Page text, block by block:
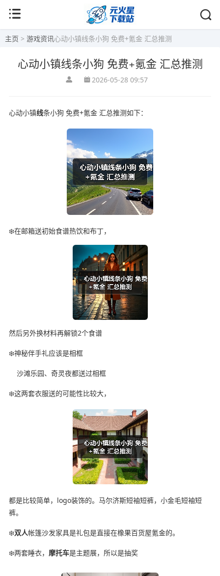
主页 > 游戏资讯心动小镇线条小狗 免费+氪金 汇总推测
心动小镇线条小狗 免费+氪金 汇总推测
2026-05-28 09:57
心动小镇线条小狗 免费+氪金 汇总推测如下：
❄️在邮箱送初始食谱热饮和布丁，
然后另外换材料再解锁2个食谱
❄️神秘伴手礼应该是相框
沙滩乐园、奇灵夜都送过相框
❄️这两套衣服送的可能性比较大，
都是比较简单，logo装饰的。马尔济斯短袖短裤，小金毛短袖短
裤。
❄️双人帐篷沙发家具是礼包是直接在橡果百货屋氪金的。
❄️两套睡衣， 摩托车是主题展，所以是抽奖